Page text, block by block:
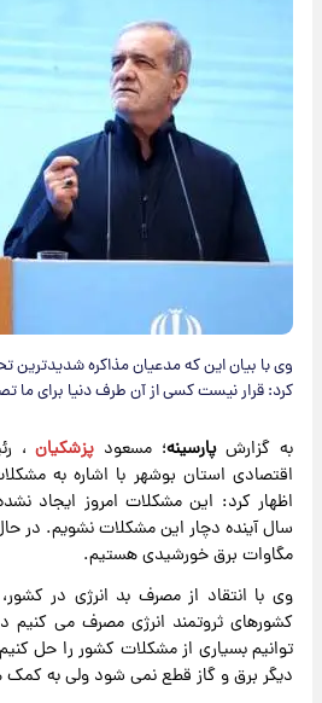
وی با بیان این که مدعیان مذاکره شدیدترین
کرد: قرار نیست کسی از آن طرف دنیا برای ما
به گزارشپارسینه؛ مسعود پزشکیان،
اقتصادی استان بوشهر با اشاره به
اظهار کرد: این مشکلات امروز ایجاد
مگاوات برق خورشیدی هستیم.
وی با انتقاد از مصرف بد انرژی در
کشورهای ثروتمند انرژی مصرف می کنیم
توانیم بسیاری از مشکلات کشور را حل
دیگر برق و گاز قطع نمی شود ولی به کمک